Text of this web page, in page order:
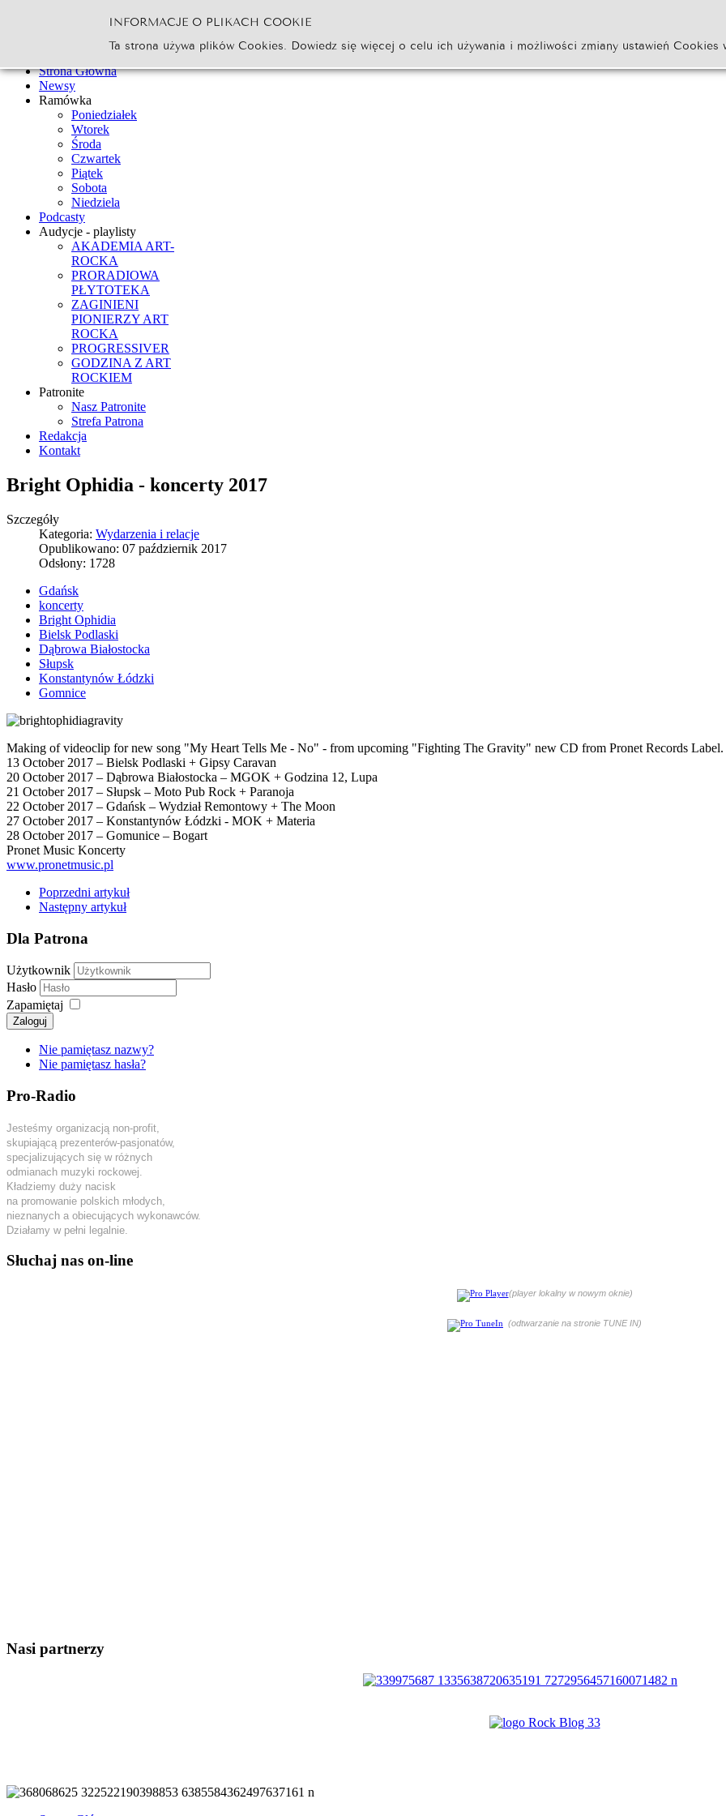
Go
Strona Główna
Newsy
Ramówka
Poniedziałek
Wtorek
Środa
Czwartek
Piątek
Sobota
Niedziela
Podcasty
Audycje - playlisty
AKADEMIA ART-
ROCKA
PRORADIOWA
PŁYTOTEKA
ZAGINIENI
PIONIERZY ART
ROCKA
PROGRESSIVER
GODZINA Z ART
ROCKIEM
Patronite
Nasz Patronite
Strefa Patrona
Redakcja
Kontakt
Bright Ophidia - koncerty 2017
Szczegóły
Kategoria: Wydarzenia i relacje
Opublikowano: 07 październik 2017
Odsłony: 1728
Gdańsk
koncerty
Bright Ophidia
Bielsk Podlaski
Dąbrowa Białostocka
Słupsk
Konstantynów Łódzki
Gomnice
Making of videoclip for new song "My Heart Tells Me - No" - from upcoming "Fighting The Gravity" new CD from Pronet Records
13 October 2017 – Bielsk Podlaski + Gipsy Caravan
20 October 2017 – Dąbrowa Białostocka – MGOK + Godzina 12, Lupa
21 October 2017 – Słupsk – Moto Pub Rock + Paranoja
22 October 2017 – Gdańsk – Wydział Remontowy + The Moon
27 October 2017 – Konstantynów Łódzki - MOK + Materia
28 October 2017 – Gomunice – Bogart
Pronet Music Koncerty
www.pronetmusic.pl
Poprzedni artykuł
Następny artykuł
Dla Patrona
Użytkownik
Hasło
Zapamiętaj
Zaloguj
Nie pamiętasz nazwy?
Nie pamiętasz hasła?
Pro-Radio
Jesteśmy organizacją non-profit,
skupiającą prezenterów-pasjonatów,
specjalizujących się w różnych
odmianach muzyki rockowej.
Kładziemy duży nacisk
na promowanie polskich młodych,
nieznanych a obiecujących wykonawców.
Działamy w pełni legalnie.
Słuchaj nas on-line
(player lokalny w nowym oknie)
(odtwarzanie na stronie TUNE IN)
Nasi partnerzy
INFORMACJE O PLIKACH COOKIE
Ta strona używa plików Cookies. Dowiedz się więcej o celu ich używania i możliwości zmiany ustawień Cookies